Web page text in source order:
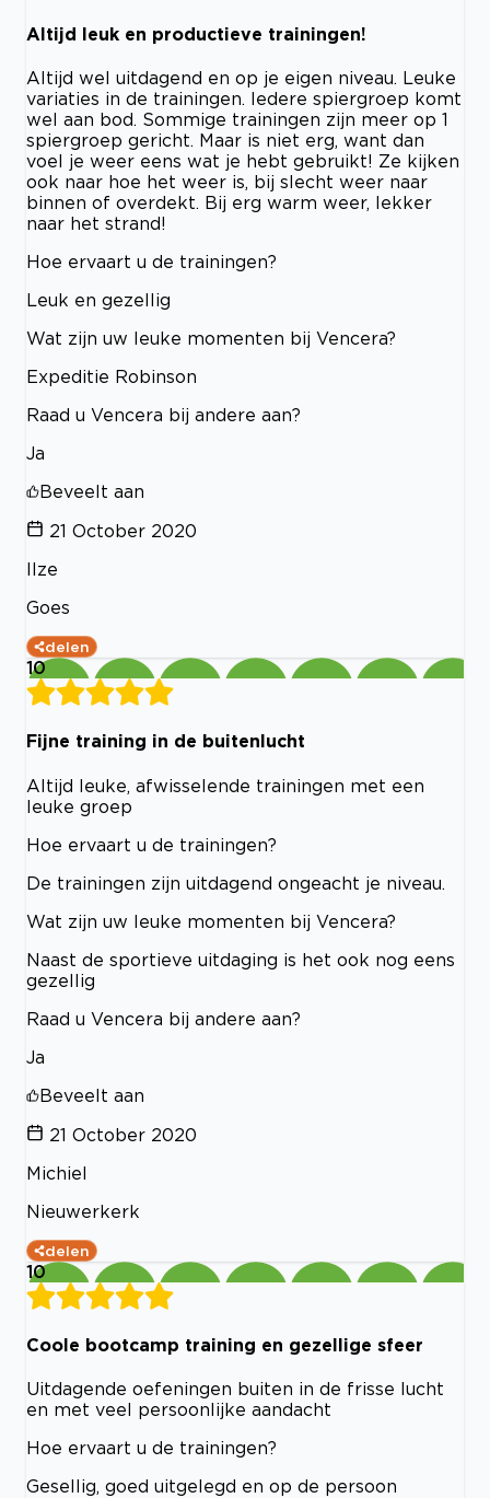
Altijd leuk en productieve trainingen!
Altijd wel uitdagend en op je eigen niveau. Leuke
variaties in de trainingen. Iedere spiergroep komt
wel aan bod. Sommige trainingen zijn meer op 1
spiergroep gericht. Maar is niet erg, want dan
voel je weer eens wat je hebt gebruikt! Ze kijken
ook naar hoe het weer is, bij slecht weer naar
binnen of overdekt. Bij erg warm weer, lekker
naar het strand!
Hoe ervaart u de trainingen?
Leuk en gezellig
Wat zijn uw leuke momenten bij Vencera?
Expeditie Robinson
Raad u Vencera bij andere aan?
Ja
Beveelt aan
21 October 2020
Ilze
Goes
delen
10
Fijne training in de buitenlucht
Altijd leuke, afwisselende trainingen met een
leuke groep
Hoe ervaart u de trainingen?
De trainingen zijn uitdagend ongeacht je niveau.
Wat zijn uw leuke momenten bij Vencera?
Naast de sportieve uitdaging is het ook nog eens
gezellig
Raad u Vencera bij andere aan?
Ja
Beveelt aan
21 October 2020
Michiel
Nieuwerkerk
delen
10
Coole bootcamp training en gezellige sfeer
Uitdagende oefeningen buiten in de frisse lucht
en met veel persoonlijke aandacht
Hoe ervaart u de trainingen?
Gesellig, goed uitgelegd en op de persoon